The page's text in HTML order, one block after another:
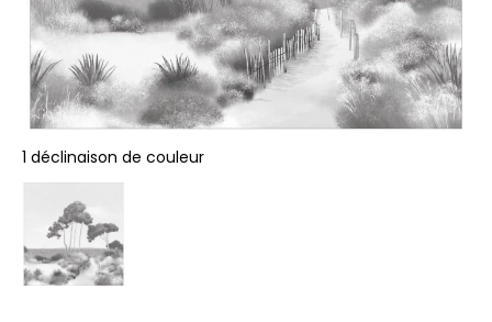
1 déclinaison de couleur